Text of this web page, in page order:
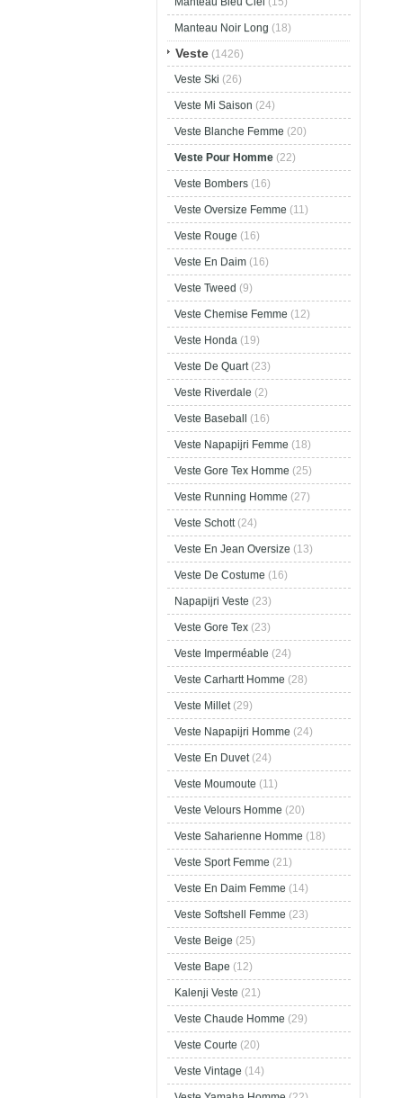
Manteau Noir Long (18)
Veste (1426)
Veste Ski (26)
Veste Mi Saison (24)
Veste Blanche Femme (20)
Veste Pour Homme (22)
Veste Bombers (16)
Veste Oversize Femme (11)
Veste Rouge (16)
Veste En Daim (16)
Veste Tweed (9)
Veste Chemise Femme (12)
Veste Honda (19)
Veste De Quart(23)
Veste Riverdale (2)
Veste Baseball (16)
Veste Napapijri Femme (18)
Veste Gore Tex Homme (25)
Veste Running Homme (27)
Veste Schott(24)
Veste En Jean Oversize (13)
Veste De Costume (16)
Napapijri Veste (23)
Veste Gore Tex (23)
Veste Imperméable (24)
Veste Carhartt Homme (28)
Veste Millet(29)
Veste Napapijri Homme (24)
Veste En Duvet(24)
Veste Moumoute (11)
Veste Velours Homme (20)
Veste Saharienne Homme (18)
Veste Sport Femme (21)
Veste En Daim Femme (14)
Veste Softshell Femme (23)
Veste Beige (25)
Veste Bape (12)
Kalenji Veste (21)
Veste Chaude Homme (29)
Veste Courte (20)
Veste Vintage (14)